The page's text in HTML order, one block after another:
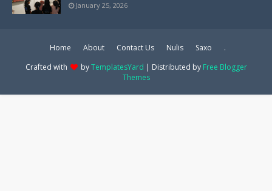
January 25, 2026
Home About Contact Us Nulis Saxo
.
Crafted with
byTemplatesYard | Distributed by Free Blogger
Themes